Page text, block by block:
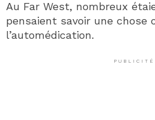
Au Far West, nombreux
pensaient savoir une chose
l’automédication.
PUBLICITÉ